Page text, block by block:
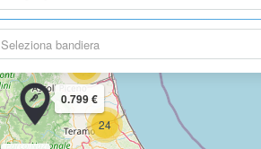
Seleziona bandiera
24
0.799 €